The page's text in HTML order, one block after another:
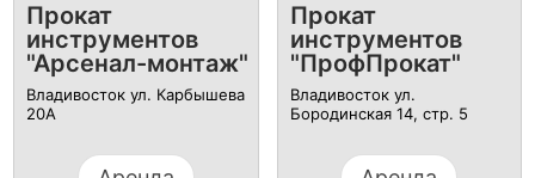
Прокат
инструментов
"Арсенал-монтаж"
Владивосток ул. Карбышева
20А
Прокат
инструментов
"ПрофПрокат"
Владивосток ул.
Бородинская 14, стр. 5